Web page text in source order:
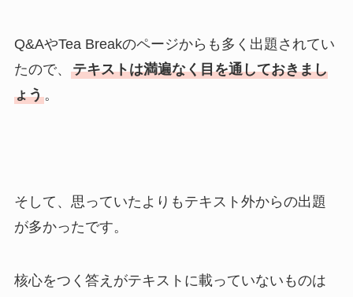
Q&AやTea Breakのページからも多く出題されてい
たので、 テキストは満遍なく目を通しておきまし
ょう。
そして、思っていたよりもテキスト外からの出題
が多かったです。
核心をつく答えがテキストに載っていないものは